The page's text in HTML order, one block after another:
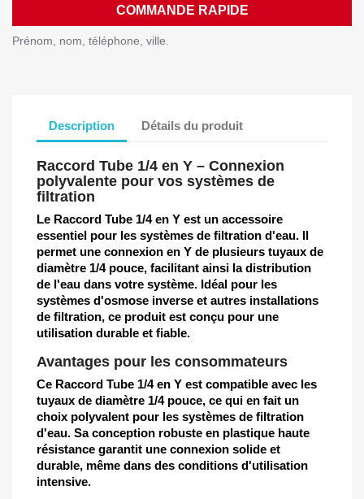
COMMANDE RAPIDE
Prénom, nom, téléphone, ville.
Description Détails du produit
Raccord Tube 1/4 en Y – Connexion
polyvalente pour vos systèmes de
filtration
Le Raccord Tube 1/4 en Y est un accessoire
essentiel pour les systèmes de filtration d'eau. Il
permet une connexion en Y de plusieurs tuyaux de
diamètre 1/4 pouce, facilitant ainsi la distribution
de l'eau dans votre système. Idéal pour les
systèmes d'osmose inverse et autres installations
de filtration, ce produit est conçu pour une
utilisation durable et fiable.
Avantages pour les consommateurs
Ce Raccord Tube 1/4 en Y est compatible avec les
tuyaux de diamètre 1/4 pouce, ce qui en fait un
choix polyvalent pour les systèmes de filtration
d'eau. Sa conception robuste en plastique haute
résistance garantit une connexion solide et
durable, même dans des conditions d'utilisation
intensive.